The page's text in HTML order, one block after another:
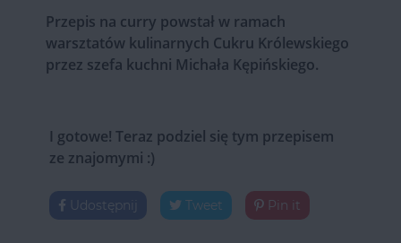
Przepis na curry powstał w ramach
warsztatów kulinarnych Cukru Królewskiego
przez szefa kuchni Michała Kępińskiego.
I gotowe! Teraz podziel się tym przepisem
ze znajomymi :)
Udostępnij Tweet Pin it